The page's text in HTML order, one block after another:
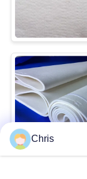
Chris